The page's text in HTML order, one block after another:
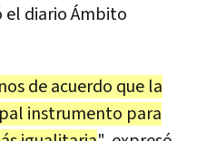
el diario Ámbito
de acuerdo que la
instrumento para